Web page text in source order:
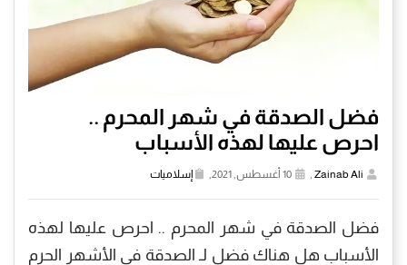
فضل الصدقة في شهر المحرم ..
احرص عليها لهذه الأسباب
Zainab Ali إسلاميات
فضل الصدقة في شهر المحرم .. احرص عليها لهذه
الأسباب هل هناك فضل لـ الصدقة في الأشهر الحرم